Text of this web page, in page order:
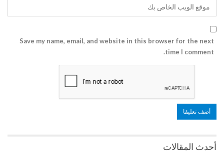
Save my name, email, and website in this browser for the next
time I comment.
أحدث المقالات